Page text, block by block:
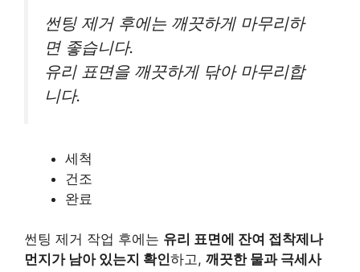
썬팅 제거 후에는 깨끗하게 마무리하
면 좋습니다.
유리 표면을 깨끗하게 닦아 마무리합
니다.
세척
건조
완료
썬팅 제거 작업 후에는 유리 표면에 잔여 접착제나
먼지가 남아 있는지 확인하고, 깨끗한 물과 극세사